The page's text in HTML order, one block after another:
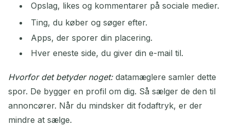
AFSENDER
Venter på indkommende emails...
Opslag, likes og kommentarer på sociale medier.
Ting, du køber og søger efter.
Apps, der sporer din placering.
Hver eneste side, du giver din e-mail til.
Hvorfor det betyder noget:datamæglere samler dette
spor. De bygger en profil om dig. Så sælger de den til
annoncører. Når du mindsker dit fodaftryk, er der
mindre at sælge.